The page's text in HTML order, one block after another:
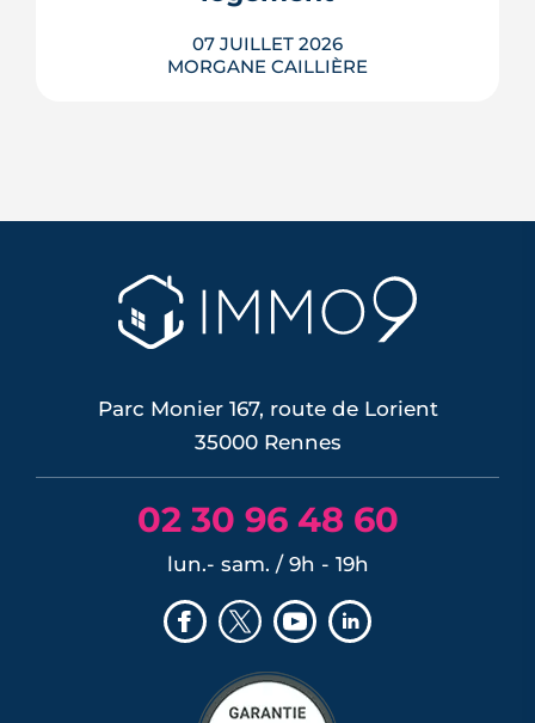
07 JUILLET 2026
MORGANE CAILLIÈRE
possible, risque de décote, limites du
DPE, atout du neuf : ce qu'il faut savoir
avant d'acheter ou de revendre.
Parc Monier 167, route de Lorient
35000 Rennes
02 30 96 48 60
lun.- sam. / 9h - 19h